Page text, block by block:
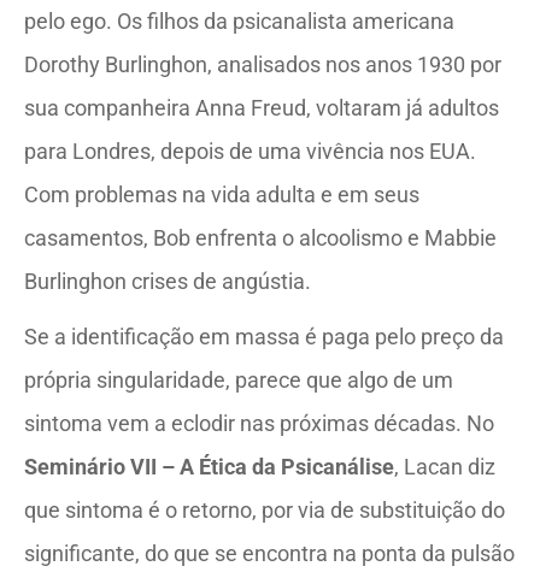
pelo ego. Os filhos da psicanalista americana
Dorothy Burlinghon, analisados nos anos 1930 por
sua companheira Anna Freud, voltaram já adultos
para Londres, depois de uma vivência nos EUA.
Com problemas na vida adulta e em seus
casamentos, Bob enfrenta o alcoolismo e Mabbie
Burlinghon crises de angústia.
Se a identificação em massa é paga pelo preço da
própria singularidade, parece que algo de um
sintoma vem a eclodir nas próximas décadas. No
Seminário VII – A Ética da Psicanálise, Lacan diz
que sintoma é o retorno, por via de substituição do
significante, do que se encontra na ponta da pulsão